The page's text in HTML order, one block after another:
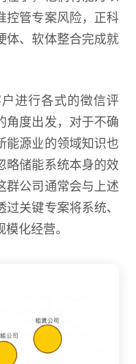
控管专案风险，正科
体、软体整合完成就
进行各式的徵信评
角度出发，对于不确
能源业的领域知识也
略储能系统本身的效
群公司通常会与上述
关键专案将系统、
化经营。